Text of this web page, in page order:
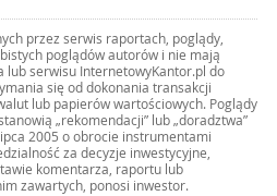
przez serwis raportach, poglądy,
poglądów autorów i nie mają
serwisu InternetowyKantor.pl do
się od dokonania transakcji
lub papierów wartościowych. Poglądy
„rekomendacji” lub „doradztwa”
2005 o obrocie instrumentami
za decyzje inwestycyjne,
komentarza, raportu lub
zawartych, ponosi inwestor.